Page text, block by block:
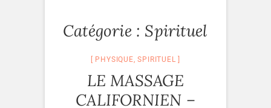
Catégorie : Spirituel
PHYSIQUE,SPIRITUEL
LE MASSAGE
CALIFORNIEN –